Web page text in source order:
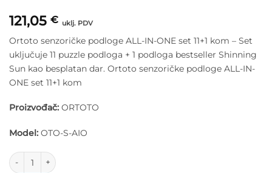
121,05 € uklj. PDV
Ortoto senzoričke podloge ALL-IN-ONE set 11+1 kom – Set
uključuje 11 puzzle podloga + 1 podloga bestseller Shinning
Sun kao besplatan dar. Ortoto senzoričke podloge ALL-IN-
ONE set 11+1 kom
Proizvođač: ORTOTO
Model: OTO-S-AIO
Ortoto senzoričke podloge ALL-IN-ONE set 11+1 kom količina